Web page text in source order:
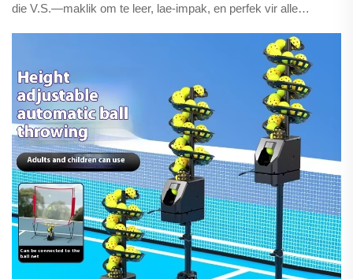
die V.S.—maklik om te leer, lae-impak, en perfek vir alle